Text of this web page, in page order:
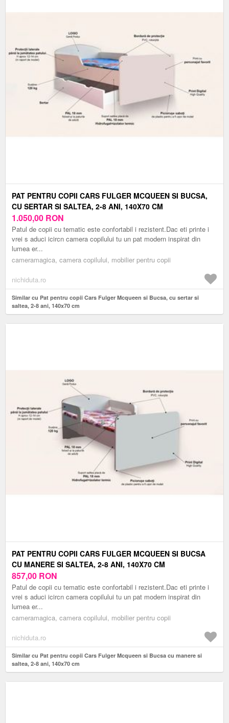
PAT PENTRU COPII CARS FULGER MCQUEEN SI BUCSA,
CU SERTAR SI SALTEA, 2-8 ANI, 140X70 CM
1.050,00 RON
Patul de copii cu tematic este confortabil i rezistent.Dac eti printe i
vrei s aduci icircn camera copilului tu un pat modern inspirat din
lumea er...
cameramagica, camera copilului, mobilier pentru copii
nichiduta.ro
Similar cu Pat pentru copii Cars Fulger Mcqueen si Bucsa, cu sertar si
saltea, 2-8 ani, 140x70 cm
PAT PENTRU COPII CARS FULGER MCQUEEN SI BUCSA
CU MANERE SI SALTEA, 2-8 ANI, 140X70 CM
857,00 RON
Patul de copii cu tematic este confortabil i rezistent.Dac eti printe i
vrei s aduci icircn camera copilului tu un pat modern inspirat din
lumea er...
cameramagica, camera copilului, mobilier pentru copii
nichiduta.ro
Similar cu Pat pentru copii Cars Fulger Mcqueen si Bucsa cu manere si
saltea, 2-8 ani, 140x70 cm